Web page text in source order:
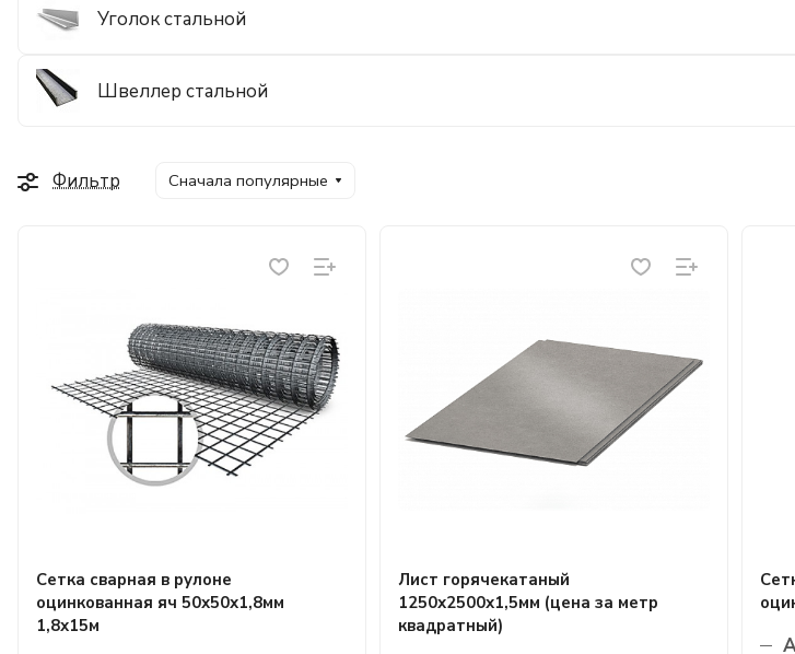
Уголок стальной
Швеллер стальной
Фильтр Сначала популярные
Сетка сварная в рулоне
оцинкованная яч 50х50х1,8мм
1,8х15м
Лист горячекатаный
1250х2500х1,5мм (цена за метр
квадратный)